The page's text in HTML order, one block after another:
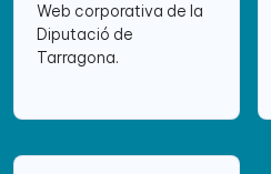
Web corporativa de la
Diputació de
Tarragona.